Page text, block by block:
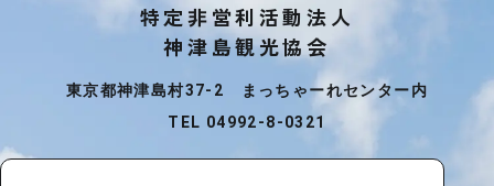
特定非営利活動法人
神津島観光協会
東京都神津島村37-2 まっちゃーれセンター内
TEL 04992-8-0321